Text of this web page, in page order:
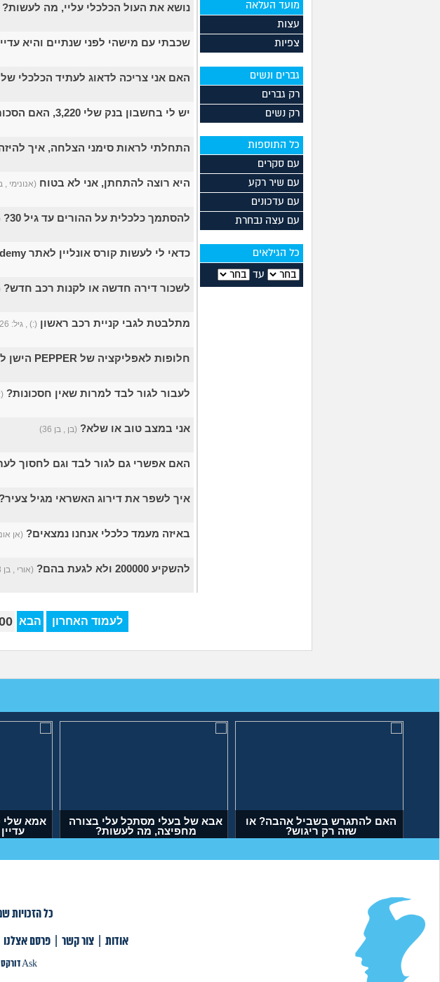
מועד העלאה
עצות
צפיות
גברים ונשים
רק גברים
רק נשים
כל התוספות
עם סקרים
עם שיר רקע
עם עדכונים
עם עצה נבחרת
כל הגילאים
עד
נושא את העול הכלכלי עליי, מה לעשות?
שכבתי עם מישהי לפני שנתיים והיא
האם אני צריכה לדאוג לעתיד הכלכלי
יש לי בחשבון בנק שלי 3,220, האם הסכום הזה מספיק כדאי להתגייס?
התחלתי לראות סימני הצלחה, איך
היא רוצה להתחתן, אני לא בטוח (אנונימי , בן
להסתמך כלכלית על ההורים עד גיל 30?
כדאי לי לעשות קורס אונליין לאתר Udemy?
לשכור דירה חדשה או לקנות רכב חדש?
מתלבטת לגבי קניית רכב ראשון (:) , גיל: 26)
חלופות לאפליקציה של PEPPER הישן לשוק ההון?
לעבור לגור לבד למרות שאין חסכונות?
אני במצב טוב או שלא? (בן , בן 36)
האם אפשרי גם לגור לבד וגם לחסוך
איך לשפר את דירוג האשראי מגיל
באיזה מעמד כלכלי אנחנו נמצאים? (אן
להשקיע 200000 ולא לגעת בהם? (אורי , בן 23)
הבא לעמוד האחרון
אבא של בעלי מסתכל
מחפיצה, מה
האם להתגרש בשביל אהבה? או
שזה רק ריגוש?
לעשות עם העובדה שאשתי
הרימה עליי ידיים?
כל הזכויות
אודות|צור קשר|פרסם אצלנו|תנאי אודות צור קשר פרסם אצלנו
Ask דורקס